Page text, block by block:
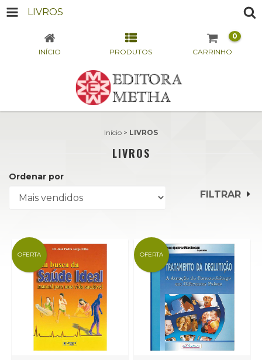
LIVROS
INÍCIO PRODUTOS CARRINHO
0
Início > LIVROS
LIVROS
Ordenar por
FILTRAR
OFERTA OFERTA